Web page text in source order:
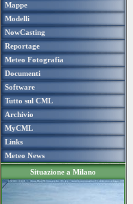
Mappe
Modelli
NowCasting
Reportage
Meteo Fotografia
Documenti
Software
Tutto sul CML
Archivio
MyCML
Links
Meteo News
Situazione a Milano